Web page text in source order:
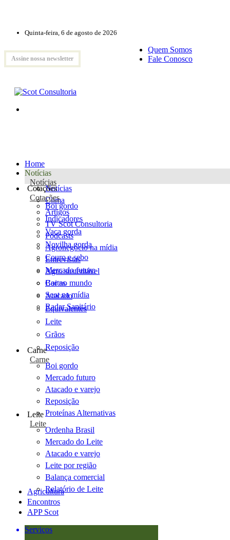
Quinta-feira, 6 de agosto de 2026
Assine nossa newsletter
Quem Somos
Fale Conosco
Home
Notícias
Notícias
Notícias
Clima
Artigos
TV Scot Consultoria
Podcasts
Agronegócio na mídia
Entrevistas
Agro sustentável
Cartas
Scot na mídia
Radar Sanitário
Cotações
Cotações
Boi gordo
Indicadores
Vaca gorda
Novilha gorda
Couro e sebo
Mercado futuro
Boi no mundo
Atacado
Equivalentes
Leite
Grãos
Reposição
Carne
Carne
Boi gordo
Mercado futuro
Atacado e varejo
Reposição
Proteínas Alternativas
Leite
Leite
Ordenha Brasil
Mercado do Leite
Atacado e varejo
Leite por região
Balança comercial
Relatório de Leite
Agricultura
Encontros
APP Scot
Serviços